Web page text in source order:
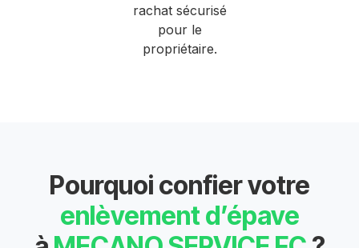
rachat sécurisé
pour le
propriétaire.
Pourquoi confier votre
enlèvement d’épave